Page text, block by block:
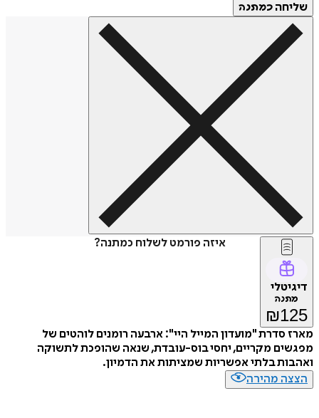
שליחה כמתנה
איזה פורמט לשלוח כמתנה?
דיגיטלי
מתנה
₪125
מארז סדרת "מועדון המייל היי": ארבעה רומנים לוהטים של
מפגשים מקריים, יחסי בוס-עובדת, שנאה שהופכת לתשוקה
ואהבות בלתי אפשריות שמציתות את הדמיון.
הצצה מהירה